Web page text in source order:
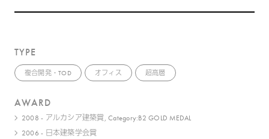
TYPE
複合開発・TOD オフィス 超高層
AWARD
2008 - アルカシア建築賞, Category:B2 GOLD MEDAL
2006 - 日本建築学会賞